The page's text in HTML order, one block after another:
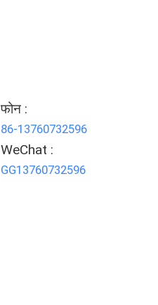
फोन :
86-13760732596
WeChat :
GG13760732596